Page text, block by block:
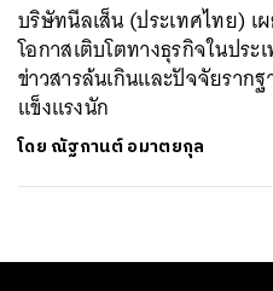
บริษัทนีลเส็น (ประเทศไทย)
โอกาสเติบโตทางธุรกิจในปร
ข่าวสารล้นเกินและปัจจัยราก
แข็งแรงนัก
โดย ณัฐกานต์ อมาตยกุล